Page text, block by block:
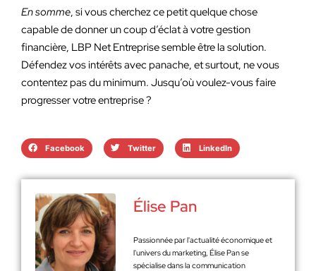
En somme, si vous cherchez ce petit quelque chose
capable de donner un coup d’éclat à votre gestion
financière, LBP Net Entreprise semble être la solution.
Défendez vos intérêts avec panache, et surtout, ne vous
contentez pas du minimum. Jusqu’où voulez-vous faire
progresser votre entreprise ?
Facebook Twitter LinkedIn
Élise Pan
Passionnée par l'actualité économique et
l'univers du marketing, Élise Pan se
spécialise dans la communication